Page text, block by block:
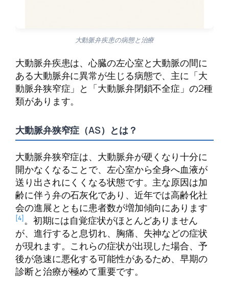
大動脈弁疾患の病態と治療
大動脈弁疾患は、心臓の左心室と大動脈の間に
ある大動脈弁に異常が生じる病態で、主に「大
動脈弁狭窄症」と「大動脈弁閉鎖不全症」の2種
類があります。
大動脈弁狭窄症（AS）とは？
大動脈弁狭窄症は、大動脈弁が硬くなり十分に
開かなくなることで、左心室から全身へ血液が
送り出されにくくなる状態です。主な原因は加
齢に伴う弁の石灰化であり、近年では高齢化社
会の進展とともに患者数が増加傾向にあります
[4]。初期には自覚症状がほとんどありません
が、進行すると息切れ、胸痛、失神などの症状
が現れます。これらの症状が出現した場合、予
後が急速に悪化する可能性があるため、早期の
診断と治療が極めて重要です。